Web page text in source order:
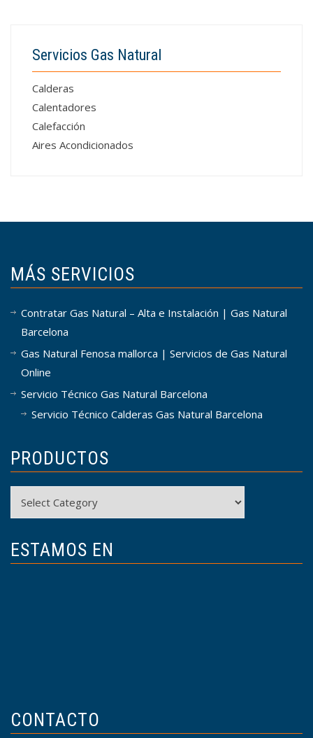
Servicios Gas Natural
Calderas
Calentadores
Calefacción
Aires Acondicionados
MÁS SERVICIOS
Contratar Gas Natural – Alta e Instalación | Gas Natural
Barcelona
Gas Natural Fenosa mallorca | Servicios de Gas Natural
Online
Servicio Técnico Gas Natural Barcelona
Servicio Técnico Calderas Gas Natural Barcelona
PRODUCTOS
ESTAMOS EN
CONTACTO